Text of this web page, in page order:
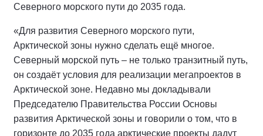
Северного морского пути до 2035 года.
«Для развития Северного морского пути,
Арктической зоны нужно сделать ещё многое.
Северный морской путь – не только транзитный путь,
он создаёт условия для реализации мегапроектов в
Арктической зоне. Недавно мы докладывали
Председателю Правительства России Основы
развития Арктической зоны и говорили о том, что в
горизонте до 2035 года арктические проекты дадут